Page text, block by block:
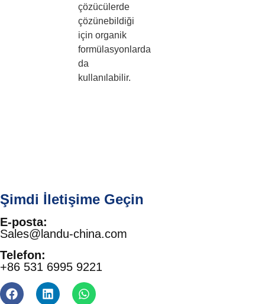
çözücülerde
çözünebildiği
için organik
formülasyonlarda
da
kullanılabilir.
Şimdi İletişime Geçin
E-posta:
Sales@landu-china.com
Telefon:
+86 531 6995 9221